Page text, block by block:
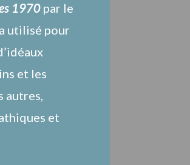
1970 par le
utilisé pour
et les
autres,
et